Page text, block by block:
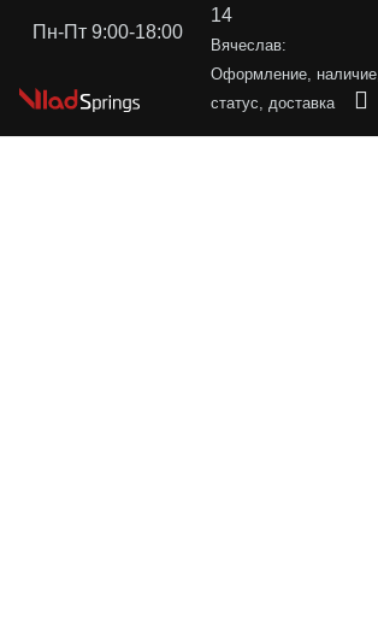
Пн-Пт 9:00-18:00
14
Вячеслав:
Оформление, наличие,
статус, доставка